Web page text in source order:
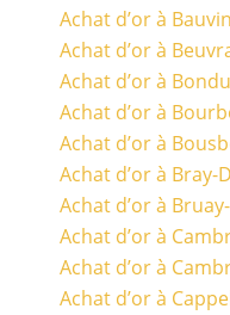
Achat d’or à Bauvin
Achat d’or à
Achat d’or à
Achat d’or à
Achat d’or à
Achat d’or à Bray-
Achat d’or à
Achat d’or à
Achat d’or à
Achat d’or à